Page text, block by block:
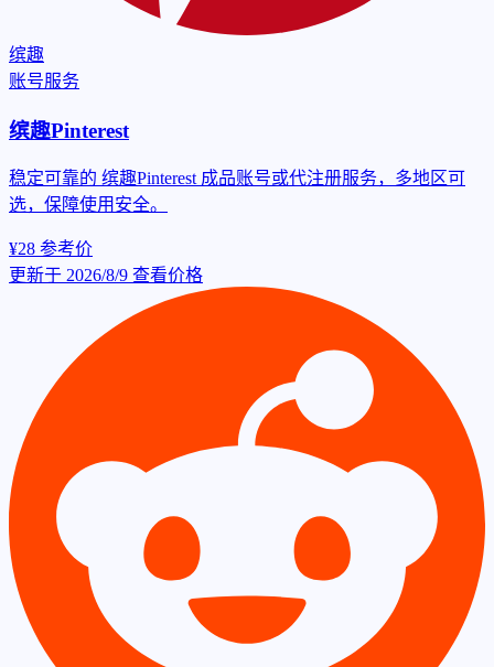
缤趣
账号服务
缤趣Pinterest
稳定可靠的 缤趣Pinterest 成品账号或代注册服务，多地区可
选，保障使用安全。
¥28 参考价
更新于 2026/8/9 查看价格